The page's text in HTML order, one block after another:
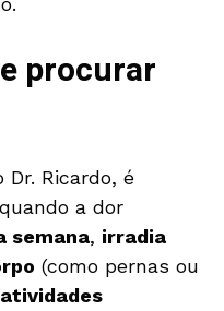
procurar
Dr. Ricardo, é
a dor
semana, irradia
(como pernas ou